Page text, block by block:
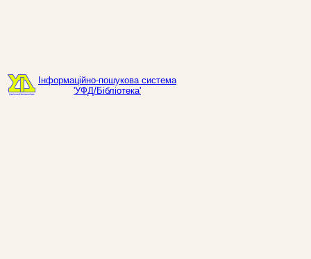
Інформаційно-пошукова система
'УФД/Бібліотека'